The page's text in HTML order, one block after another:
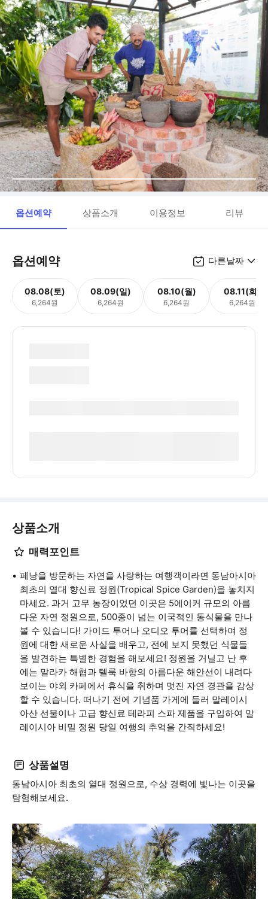
옵션예약 상품소개 이용정보 리뷰
옵션예약 다른날짜
08.08(토)
6,264원
08.09(일)
6,264원
08.10(월)
6,264원
08.11(화)
6,264원
상품소개
매력포인트
페낭을 방문하는 자연을 사랑하는 여행객이라면 동남아시아
최초의 열대 향신료 정원(Tropical Spice Garden)을 놓치지
마세요. 과거 고무 농장이었던 이곳은 5에이커 규모의 아름
다운 자연 정원으로, 500종이 넘는 이국적인 동식물을 만나
볼 수 있습니다! 가이드 투어나 오디오 투어를 선택하여 정
원에 대한 새로운 사실을 배우고, 전에 보지 못했던 식물들
을 발견하는 특별한 경험을 해보세요! 정원을 거닐고 난 후
에는 말라카 해협과 텔룩 바항의 아름다운 해안선이 내려다
보이는 야외 카페에서 휴식을 취하며 멋진 자연 경관을 감상
할 수 있습니다. 떠나기 전에 기념품 가게에 들러 말레이시
아산 선물이나 고급 향신료 테라피 스파 제품을 구입하여 말
레이시아 비밀 정원 당일 여행의 추억을 간직하세요!
상품설명
동남아시아 최초의 열대 정원으로, 수상 경력에 빛나는 이곳을
탐험해보세요.